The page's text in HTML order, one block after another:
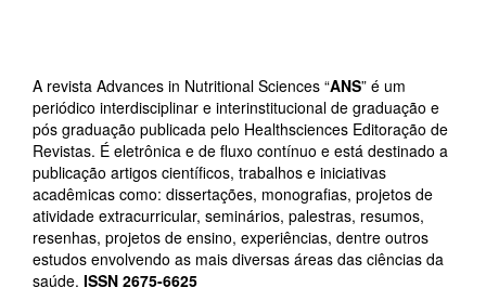
A revista Advances in Nutritional Sciences “ANS” é um
periódico interdisciplinar e interinstitucional de graduação e
pós graduação publicada pelo Healthsciences Editoração de
Revistas. É eletrônica e de fluxo contínuo e está destinado a
publicação artigos científicos, trabalhos e iniciativas
acadêmicas como: dissertações, monografias, projetos de
atividade extracurricular, seminários, palestras, resumos,
resenhas, projetos de ensino, experiências, dentre outros
estudos envolvendo as mais diversas áreas das ciências da
saúde. ISSN 2675-6625